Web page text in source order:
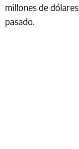
millones de
pasado.